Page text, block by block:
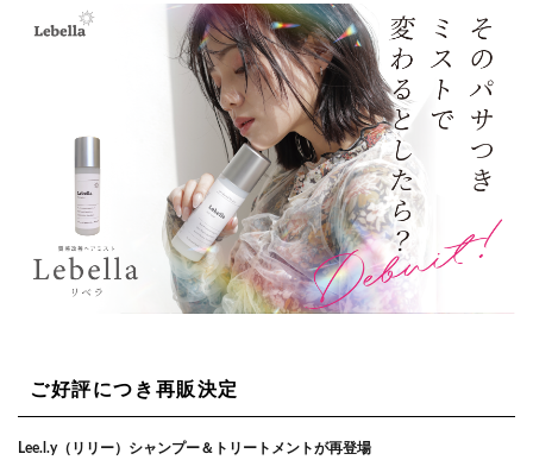
ご好評につき再販決定
Lee.l.y（リリー）シャンプー＆トリートメントが再登場